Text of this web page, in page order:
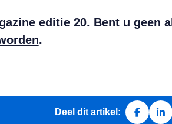
editie 20. Bent u
.
Deel dit artikel:
Deel op